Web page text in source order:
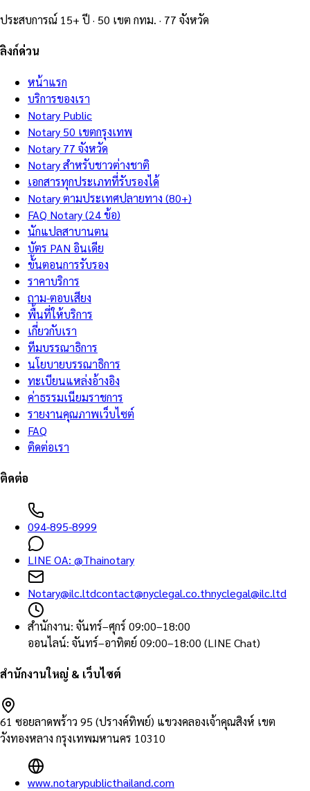
ประสบการณ์ 15+ ปี · 50 เขต กทม. · 77 จังหวัด
ลิงก์ด่วน
หน้าแรก
บริการของเรา
Notary Public
Notary 50 เขตกรุงเทพ
Notary 77 จังหวัด
Notary สำหรับชาวต่างชาติ
เอกสารทุกประเภทที่รับรองได้
Notary ตามประเทศปลายทาง (80+)
FAQ Notary (24 ข้อ)
นักแปลสาบานตน
บัตร PAN อินเดีย
ขั้นตอนการรับรอง
ราคาบริการ
ถาม-ตอบเสียง
พื้นที่ให้บริการ
เกี่ยวกับเรา
ทีมบรรณาธิการ
นโยบายบรรณาธิการ
ทะเบียนแหล่งอ้างอิง
ค่าธรรมเนียมราชการ
รายงานคุณภาพเว็บไซต์
FAQ
ติดต่อเรา
ติดต่อ
094-895-8999
LINE OA: @Thainotary
Notary@ilc.ltdcontact@nyclegal.co.thnyclegal@ilc.ltd
สำนักงาน: จันทร์–ศุกร์ 09:00–18:00
ออนไลน์: จันทร์–อาทิตย์ 09:00–18:00 (LINE Chat)
สำนักงานใหญ่ & เว็บไซต์
61 ซอยลาดพร้าว 95 (ปรางค์ทิพย์) แขวงคลองเจ้าคุณสิงห์ เขต
วังทองหลาง กรุงเทพมหานคร 10310
www.notarypublicthailand.com